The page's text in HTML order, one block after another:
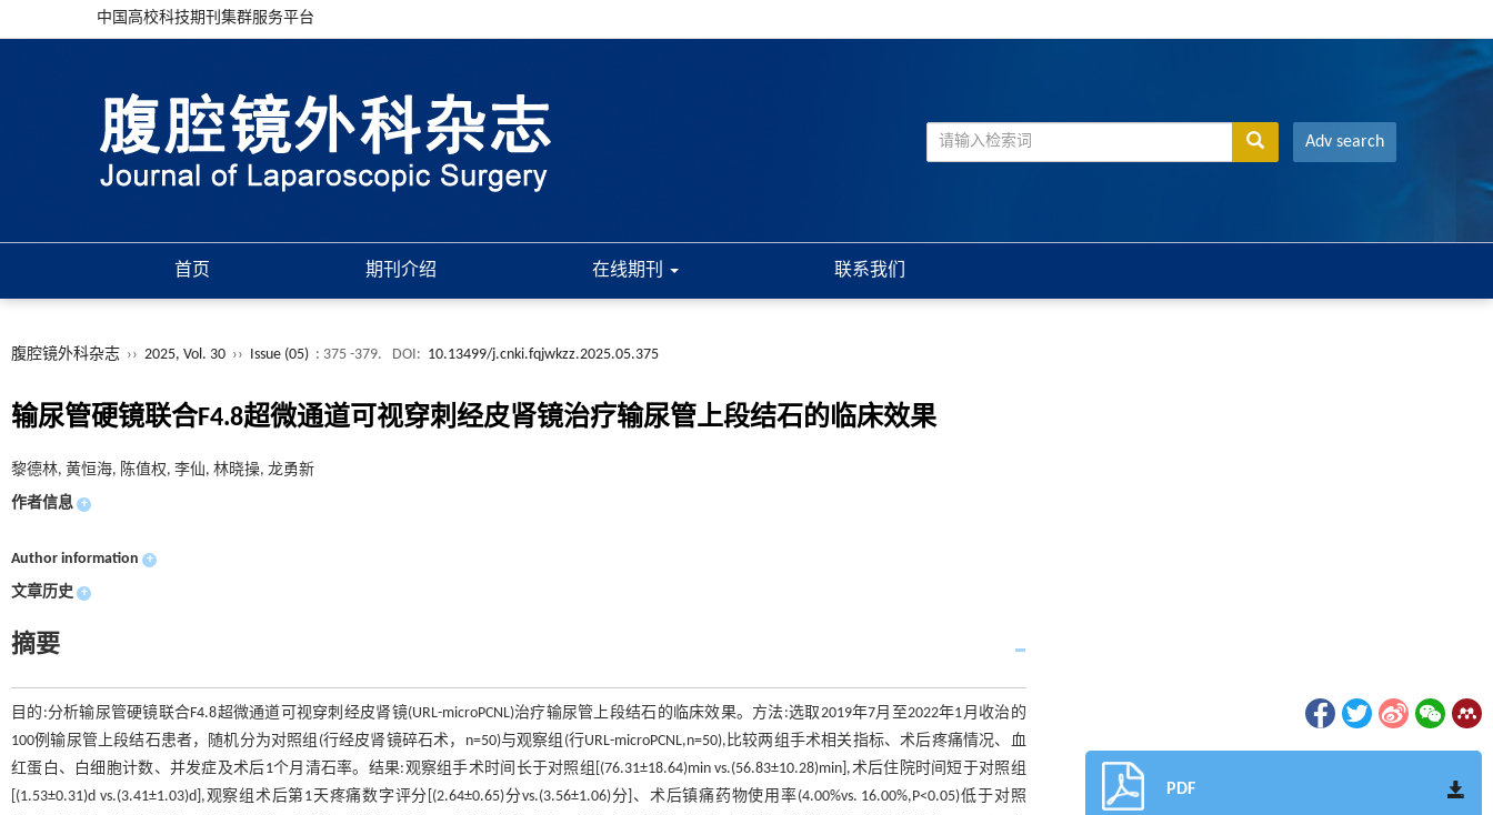
中国高校科技期刊集群服务平台
Adv search
首页 期刊介绍 在线期刊 联系我们
腹腔镜外科杂志 ›› 2025, Vol. 30 ›› Issue (05) : 375 -379. DOI: 10.13499/j.cnki.fqjwkzz.2025.05.375
输尿管硬镜联合F4.8超微通道可视穿刺经皮肾镜治疗输尿管上段结石的临床效果
黎德林, 黄恒海, 陈值权, 李仙, 林晓操, 龙勇新
作者信息 +
Author information +
文章历史 +
摘要
目的:分析输尿管硬镜联合F4.8超微通道可视穿刺经皮肾镜(URL-microPCNL)治疗输尿管上段结石的临床效果。方法:选取2019年7月至2022年1月收治的
100例输尿管上段结石患者，随机分为对照组(行经皮肾镜碎石术，n=50)与观察组(行URL-microPCNL,n=50),比较两组手术相关指标、术后疼痛情况、血
红蛋白、白细胞计数、并发症及术后1个月清石率。结果:观察组手术时间长于对照组[(76.31±18.64)min vs.(56.83±10.28)min],术后住院时间短于对照组
[(1.53±0.31)d vs.(3.41±1.03)d],观察组术后第1天疼痛数字评分[(2.64±0.65)分vs.(3.56±1.06)分]、术后镇痛药物使用率(4.00%vs. 16.00%,P<0.05)低于对照
PDF